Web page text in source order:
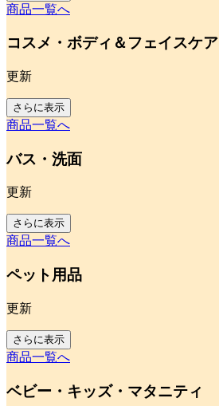
商品一覧へ
コスメ・ボディ＆フェイスケア
更新
さらに表示
商品一覧へ
バス・洗面
更新
さらに表示
商品一覧へ
ペット用品
更新
さらに表示
商品一覧へ
ベビー・キッズ・マタニティ